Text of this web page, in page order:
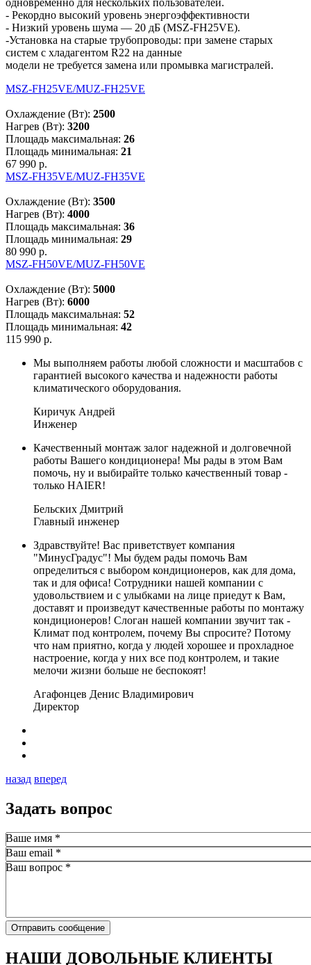
- Рекордно высокий уровень энергоэффективности
- Низкий уровень шума — 20 дБ (MSZ-FH25VE).
-Установка на старые трубопроводы: при замене старых
систем с хладагентом R22 на данные
модели не требуется замена или промывка магистралей.
MSZ-FH25VE/MUZ-FH25VE
Охлаждение (Вт): 2500
Нагрев (Вт): 3200
Площадь максимальная: 26
Площадь минимальная: 21
67 990 р.
MSZ-FH35VE/MUZ-FH35VE
Охлаждение (Вт): 3500
Нагрев (Вт): 4000
Площадь максимальная: 36
Площадь минимальная: 29
80 990 р.
MSZ-FH50VE/MUZ-FH50VE
Охлаждение (Вт): 5000
Нагрев (Вт): 6000
Площадь максимальная: 52
Площадь минимальная: 42
115 990 р.
Мы выполняем работы любой сложности и масштабов с
гарантией высокого качества и надежности работы
климатического оборудования.
Киричук Андрей
Инженер
Качественный монтаж залог надежной и долговечной
работы Вашего кондиционера! Мы рады в этом Вам
помочь, ну и выбирайте только качественный товар -
только HAIER!
Бельских Дмитрий
Главный инженер
Здравствуйте! Вас приветствует компания
"МинусГрадус"! Мы будем рады помочь Вам
определиться с выбором кондиционеров, как для дома,
так и для офиса! Сотрудники нашей компании с
удовольствием и с улыбками на лице приедут к Вам,
доставят и произведут качественные работы по монтажу
кондиционеров! Слоган нашей компании звучит так -
Климат под контролем, почему Вы спросите? Потому
что нам приятно, когда у людей хорошее и прохладное
настроение, когда у них все под контролем, и такие
мелочи жизни больше не беспокоят!
Агафонцев Денис Владимирович
Директор
назад вперед
Задать вопрос
Ваше имя *
Ваш email *
Ваш вопрос *
Отправить сообщение
НАШИ ДОВОЛЬНЫЕ КЛИЕНТЫ